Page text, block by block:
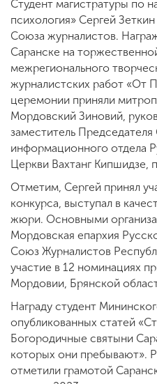
комиссия
+7 (831) 262-26-20
Студент магистратуры по
психология» Сергей
Союза журналистов.
Саранске на
межрегионального
журналистских работ «От
церемонии приняли
Мордовский Зиновий,
заместитель
информационного отдела
Церкви Вахтанг
Отметим, Сергей принял
конкурса, выступал в
жюри. Основными
Мордовская епархия
Союз Журналистов
участие в 12 номинациях
Мордовии, Брянской
Награду студент
опубликованных статей
Богородичные святыни
которых они пребывают».
отметили грамотой